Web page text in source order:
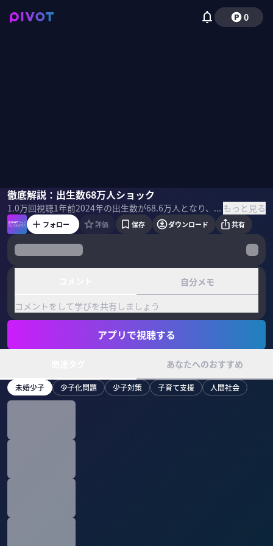
0
徹底解説：出生数68万人ショック
1.0万回視聴1年前 2024年の出生数が68.6万人となり、戦後最少となった。なぜ過去数年で少子化が加速しているのか？光明はあるのか？どうすれば少子化のスピードを抑えることができるのか？独身研究家の荒川和久氏に聞いた。 ＜ゲスト＞ 荒川和久｜独身研究家 早稲田大学を卒業後、博報堂へ入社。数多くの企業のマーケティング戦略の立案やクリエイティブ実務を担当後、「ソロ経済・文化研究所」を立ち上げ独立。ソロ社会論及び非婚化する独身生活者研究の第一人者としてメディアに多数出演。 ＜目次＞ もっと見る
荒川和久佐々木紀彦
フォロー 評価 保存 ダウンロード 共有
自分メモ
コメントをして学びを共有しましょう
アプリで視聴する
あなたへのおすすめ
未婚少子 少子化問題 少子対策 子育て支援 人間社会